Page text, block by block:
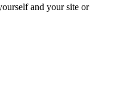
and your site or